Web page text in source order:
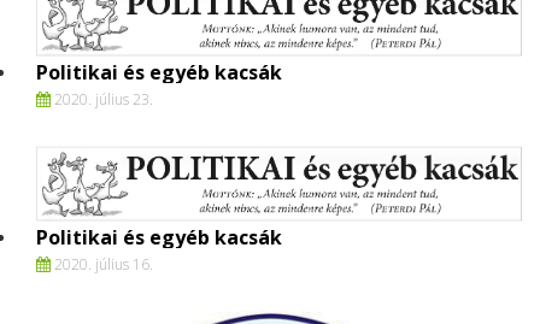
Politikai és egyéb kacsák
2020. július 23.
Politikai és egyéb kacsák
2020. július 16.